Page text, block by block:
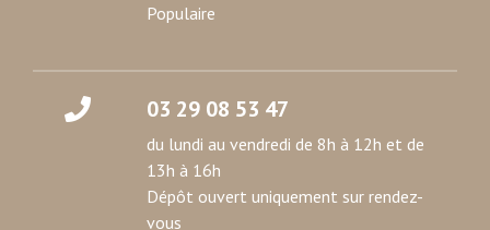
Populaire
03 29 08 53 47
du lundi au vendredi de 8h à 12h et de
13h à 16h
Dépôt ouvert uniquement sur rendez-
vous